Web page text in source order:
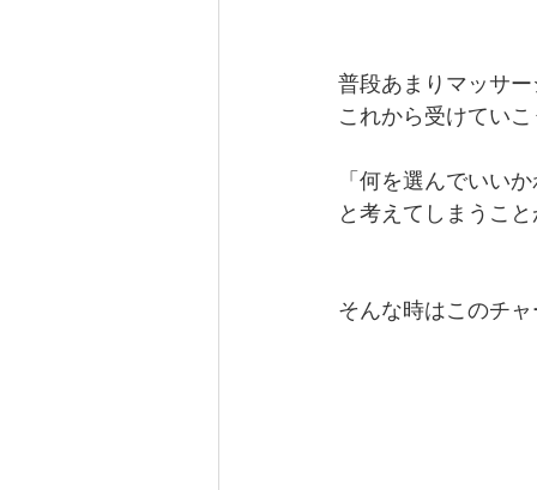
普段あまりマッサ
これから受けてい
「何を選んでいい
と考えてしまうこ
そんな時はこのチ